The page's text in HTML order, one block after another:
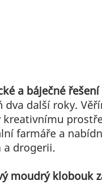
a báječné
dva další roky.
kreativnímu
farmáře a
drogerii.
moudrý klobouk